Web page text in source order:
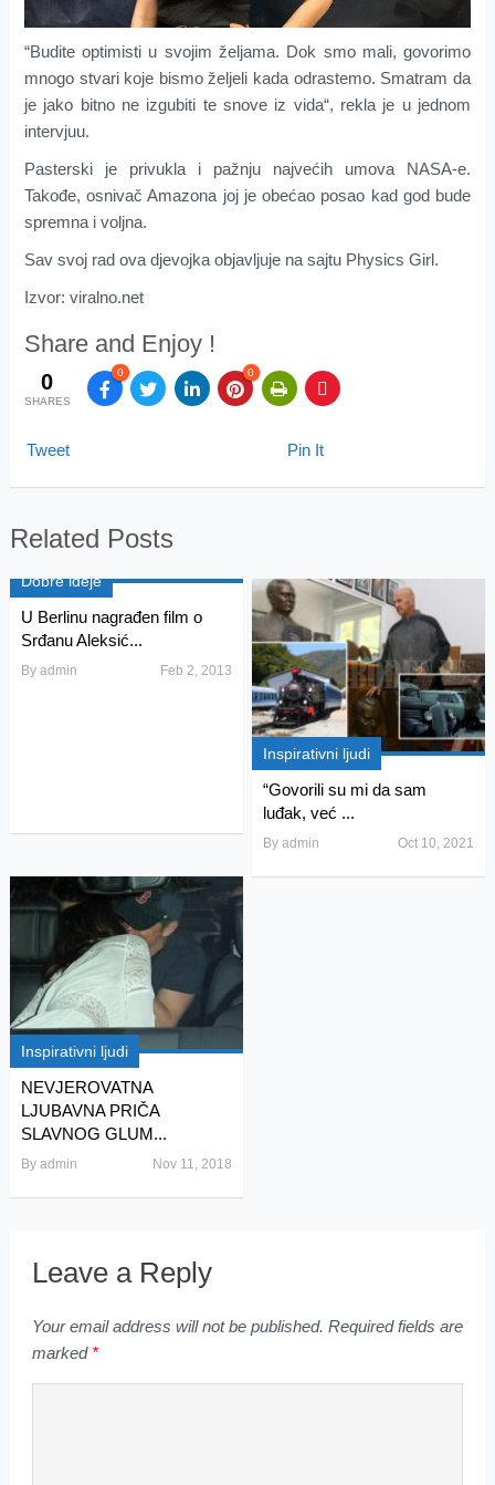
“Budite optimisti u svojim željama. Dok smo mali, govorimo
mnogo stvari koje bismo željeli kada odrastemo. Smatram da
je jako bitno ne izgubiti te snove iz vida“, rekla je u jednom
intervjuu.
Pasterski je privukla i pažnju najvećih umova NASA-e.
Takođe, osnivač Amazona joj je obećao posao kad god bude
spremna i voljna.
Sav svoj rad ova djevojka objavljuje na sajtu Physics Girl.
Izvor: viralno.net
Share and Enjoy !
0
SHARES
0 0
Tweet Pin It
Related Posts
Dobre ideje
U Berlinu nagrađen film o
Srđanu Aleksić...
By admin Feb 2, 2013
Inspirativni ljudi
“Govorili su mi da sam
luđak, već ...
Byadmin Oct 10, 2021
Inspirativni ljudi
NEVJEROVATNA
LJUBAVNA PRIČA
SLAVNOG GLUM...
By admin Nov 11, 2018
Leave a Reply
Your email address will not be published. Required fields are
marked *